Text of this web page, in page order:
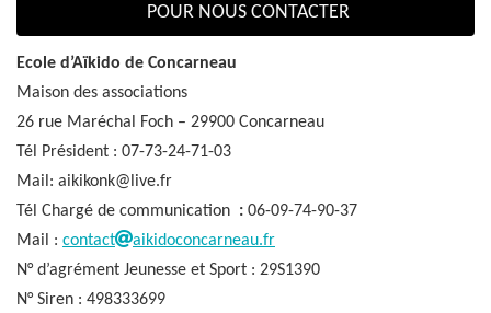
POUR NOUS CONTACTER
Ecole d’Aïkido de Concarneau
Maison des associations
26 rue Maréchal Foch – 29900 Concarneau
Tél Président : 07-73-24-71-03
Mail: aikikonk@live.fr
Tél Chargé de communication : 06-09-74-90-37
Mail : contact
aikidoconcarneau.fr
N° d’agrément Jeunesse et Sport : 29S1390
N° Siren : 498333699